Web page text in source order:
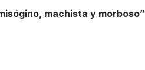
machista y morboso”